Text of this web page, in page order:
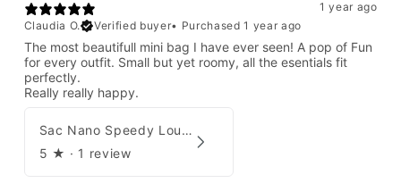
1 year ago
Claudia O.
Verified buyer• Purchased 1 year ago
The most beautifull mini bag I have ever seen! A pop of Fun
for every outfit. Small but yet roomy, all the esentials fit
perfectly.
Really really happy.
Sac Nano Speedy Louis Vuitton X Yayoi Kusama
5 ★ · 1 review